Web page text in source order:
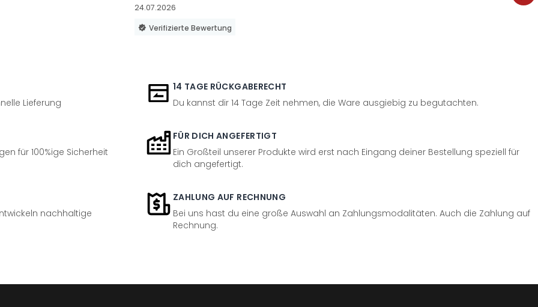
24.07.2026
Verifizierte Bewertung
Lieferung
14 TAGE RÜCKGABERECHT
Du kannst dir 14 Tage Zeit nehmen, die Ware ausgiebig zu begutachten.
für 100%ige Sicherheit
FÜR DICH ANGEFERTIGT
Ein Großteil unserer Produkte wird erst nach Eingang deiner Bestellung speziell für
dich angefertigt.
nachhaltige
ZAHLUNG AUF RECHNUNG
Bei uns hast du eine große Auswahl an Zahlungsmodalitäten. Auch die Zahlung auf
Rechnung.